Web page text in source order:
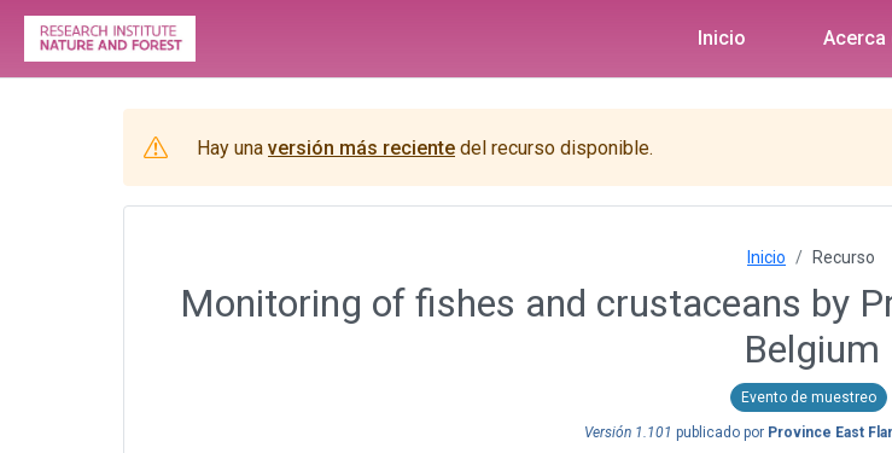
Inicio Acerca
Hay una versión más reciente del recurso disponible.
Inicio Recurso
Monitoring of fishes and crustaceans by
Belgium
Evento de muestreo
Versión 1.101 publicado por Province East